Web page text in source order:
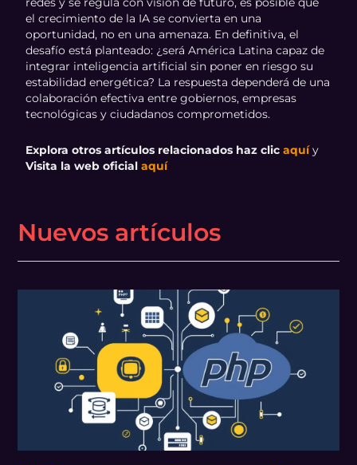
el crecimiento de la IA se convierta en una
oportunidad, no en una amenaza. En definitiva, el
desafío está planteado: ¿será América Latina capaz de
integrar inteligencia artificial sin poner en riesgo su
estabilidad energética? La respuesta dependerá de una
colaboración efectiva entre gobiernos, empresas
tecnológicas y ciudadanos comprometidos.
Explora otros artículos relacionados haz clicaquíy
Visita la web oficialaquí
Nuevos artículos